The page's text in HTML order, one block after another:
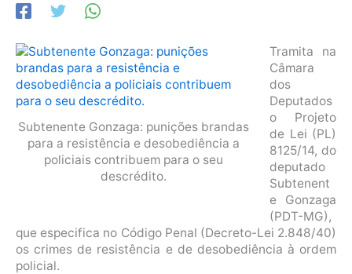
Subtenente Gonzaga: punições brandas
para a resistência e desobediência a
policiais contribuem para o seu
descrédito.
Tramita na
Câmara
dos
Deputados
o Projeto
de Lei (PL)
8125/14, do
deputado
Subtenent
e Gonzaga
(PDT-MG),
que especifica no Código Penal (Decreto-Lei 2.848/40)
os crimes de resistência e de desobediência à ordem
policial.